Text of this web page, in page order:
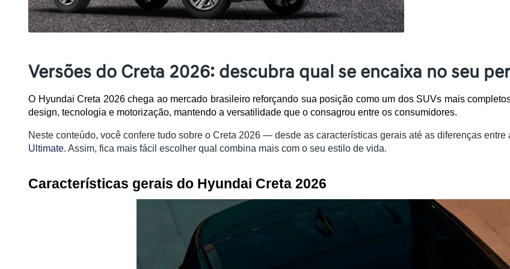
Versões do Creta 2026: descubra qual se encaixa no seu
O Hyundai Creta 2026 chega ao mercado brasileiro reforçando sua posição como um dos SUVs mais
design, tecnologia e motorização, mantendo a versatilidade que o consagrou entre os consumidores.
Neste conteúdo, você confere tudo sobre o Creta 2026 — desde as características gerais até as diferenças entre
Ultimate. Assim, fica mais fácil escolher qual combina mais com o seu estilo de vida.
Características gerais do Hyundai Creta 2026